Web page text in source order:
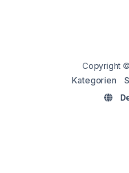
Copyright
Kategorien